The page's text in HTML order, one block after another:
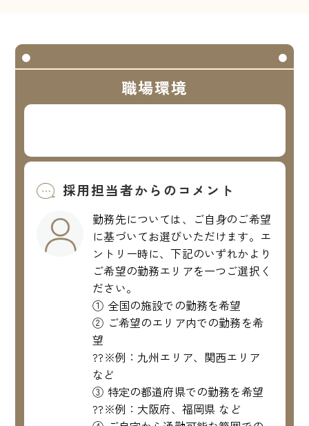
職場環境
採用担当者からのコメント
勤務先については、ご自身のご希望
に基づいてお選びいただけます。エ
ントリー時に、下記のいずれかより
ご希望の勤務エリアを一つご選択く
ださい。
① 全国の施設での勤務を希望
② ご希望のエリア内での勤務を希
望
??※例：九州エリア、関西エリア
など
③ 特定の都道府県での勤務を希望
??※例：大阪府、福岡県 など